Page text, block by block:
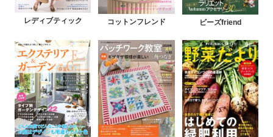
レディブティック コットンフレンド ビーズfriend